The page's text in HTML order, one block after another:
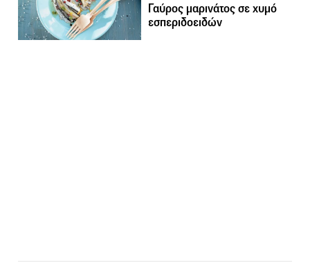
Γαύρος μαρινάτος σε χυμό
εσπεριδοειδών